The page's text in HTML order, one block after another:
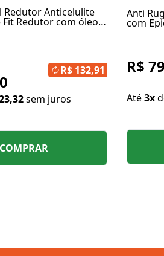
Redutor Anticelulite
Fit Redutor com óleo
unidades)
sem juros
R$ 132,91
COMPRAR
Anti
com
R$
Até3x